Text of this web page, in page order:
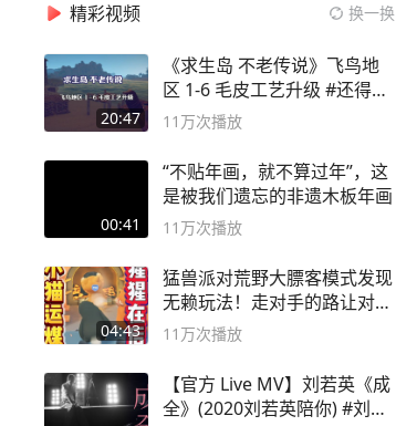
精彩视频 换一换
20:47
《求生岛 不老传说》飞鸟地
区 1-6 毛皮工艺升级 #还得是
主机大作
11万次播放
00:41
“不贴年画，就不算过年”，这
是被我们遗忘的非遗木板年画
11万次播放
04:43
猛兽派对荒野大膘客模式发现
无赖玩法！走对手的路让对手
无路可走
11万次播放
【官方 Live MV】刘若英《成
全》(2020刘若英陪你) #刘若